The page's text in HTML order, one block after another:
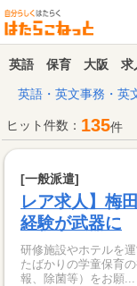
英語 保育 大阪 求
英語・英文事務・英
ヒット件数： 135件
[一般派遣]
レア求人】梅
経験が武器に
研修施設やホテルを
たばかりの学童保育
報、除菌等）をお願...